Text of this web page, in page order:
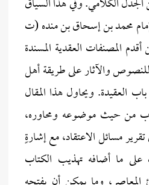
محمد بن إسحاق بن منده (ت
أقدم المصنفات العقدية المسندة
والآثار على طريقة أهل
العقيدة. ويحاول هذا المقال
من حيث موضوعه ومحاوره،
مسائل الاعتقاد، مع إشارةٍ
ما أضافه تهذيب الكتاب